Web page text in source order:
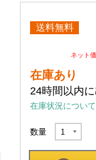
送料無料
ネット
在庫あり
24時間以内
在庫状況について
数量